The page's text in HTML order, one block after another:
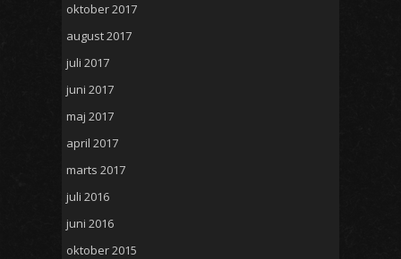
oktober 2017
august 2017
juli 2017
juni 2017
maj 2017
april 2017
marts 2017
juli 2016
juni 2016
oktober 2015